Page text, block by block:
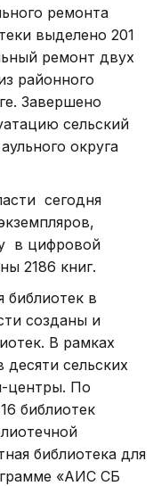
ремонта
выделено 201
ремонт двух
районного
Завершено
сельский
округа
сегодня
в цифровой
2186 книг.
библиотек в
созданы и
В рамках
десяти сельских
центры. По
библиотек
библиотека для
«АИС СБ